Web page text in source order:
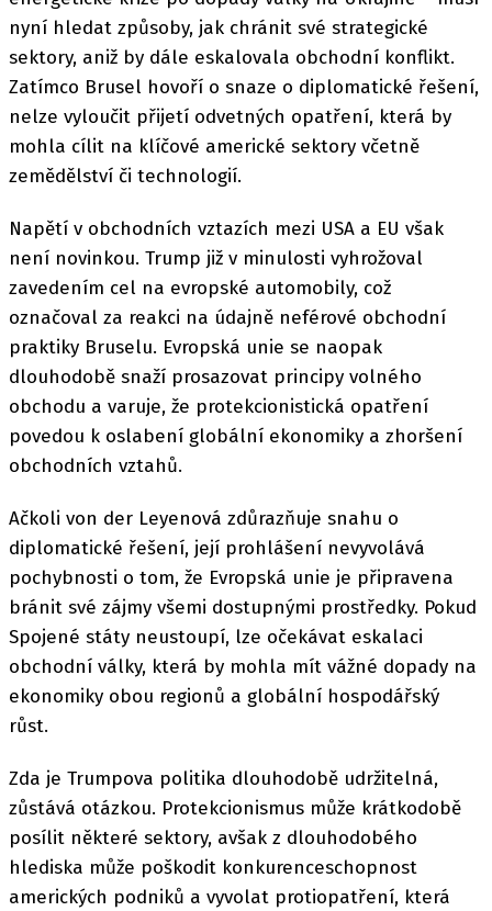
nyní hledat způsoby, jak chránit své strategické
sektory, aniž by dále eskalovala obchodní konflikt.
Zatímco Brusel hovoří o snaze o diplomatické řešení,
nelze vyloučit přijetí odvetných opatření, která by
mohla cílit na klíčové americké sektory včetně
zemědělství či technologií.
Napětí v obchodních vztazích mezi USA a EU však
není novinkou. Trump již v minulosti vyhrožoval
zavedením cel na evropské automobily, což
označoval za reakci na údajně neférové obchodní
praktiky Bruselu. Evropská unie se naopak
dlouhodobě snaží prosazovat principy volného
obchodu a varuje, že protekcionistická opatření
povedou k oslabení globální ekonomiky a zhoršení
obchodních vztahů.
Ačkoli von der Leyenová zdůrazňuje snahu o
diplomatické řešení, její prohlášení nevyvolává
pochybnosti o tom, že Evropská unie je připravena
bránit své zájmy všemi dostupnými prostředky. Pokud
Spojené státy neustoupí, lze očekávat eskalaci
obchodní války, která by mohla mít vážné dopady na
ekonomiky obou regionů a globální hospodářský
růst.
Zda je Trumpova politika dlouhodobě udržitelná,
zůstává otázkou. Protekcionismus může krátkodobě
posílit některé sektory, avšak z dlouhodobého
hlediska může poškodit konkurenceschopnost
amerických podniků a vyvolat protiopatření, která